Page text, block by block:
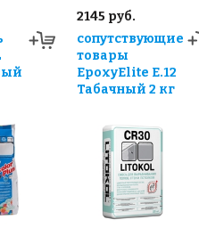
2145 руб.
сопутствующие
товары
EpoxyElite E.12
Табачный 2 кг